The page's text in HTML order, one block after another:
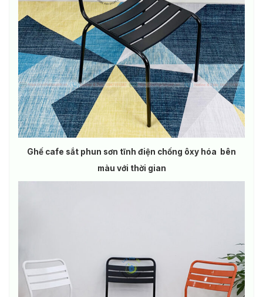
Ghế cafe sắt phun sơn tĩnh điện chống ôxy hóa bên
màu với thời gian